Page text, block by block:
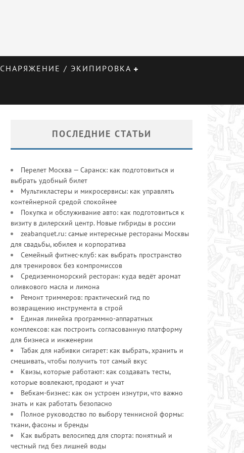
СНАРЯЖЕНИЕ / ЭКИПИРОВКА
ПОСЛЕДНИЕ СТАТЬИ
Перелет Москва — Саранск: как подготовиться и
выбрать удобный билет
Мультикластеры и микросервисы: как управлять
контейнерной средой спокойнее
Покупка и обслуживание авто: как подготовиться к
визиту в дилерский центр. Новые гибриды в россии
zeabanquet.ru: самые интересные рестораны Москвы
для свадьбы, юбилея и корпоратива
Семейный фитнес-клуб: как выбрать пространство
для тренировок без компромиссов
Средиземноморский ресторан: куда ведёт аромат
оливкового масла и лимона
Ремонт триммеров: практический гид по
возвращению инструмента в строй
Единая линейка программно-аппаратных
комплексов: как построить согласованную платформу
для бизнеса и инженерии
Табак для набивки сигарет: как выбрать, хранить и
смешивать, чтобы получить тот самый вкус
Квизы, которые работают: как создавать тесты,
которые вовлекают, продают и учат
Вебкам-бизнес: как он устроен изнутри, что важно
знать и как работать безопасно
Полное руководство по выбору теннисной формы:
ткани, фасоны и бренды
Как выбрать велосипед для спорта: понятный и
честный гид без лишней воды